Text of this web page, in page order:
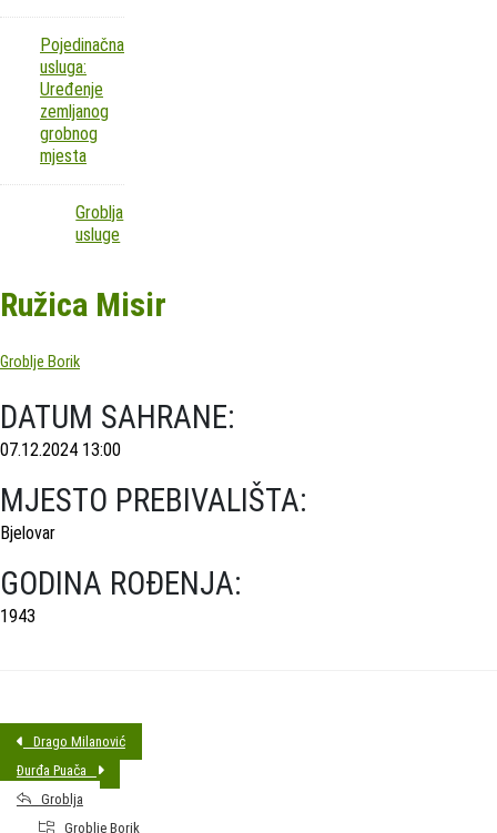
Pojedinačna
usluga:
Uređenje
zemljanog
grobnog
mjesta
Groblja
usluge
Ružica Misir
Groblje Borik
DATUM SAHRANE:
07.12.2024 13:00
MJESTO PREBIVALIŠTA:
Bjelovar
GODINA ROĐENJA:
1943
Drago Milanović
Đurđa Puača
Groblja
Groblje Borik